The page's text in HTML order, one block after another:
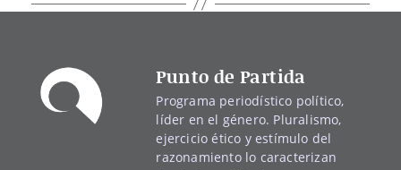
Punto de Partida
Programa periodístico político,
líder en el género. Pluralismo,
ejercicio ético y estímulo del
razonamiento lo caracterizan